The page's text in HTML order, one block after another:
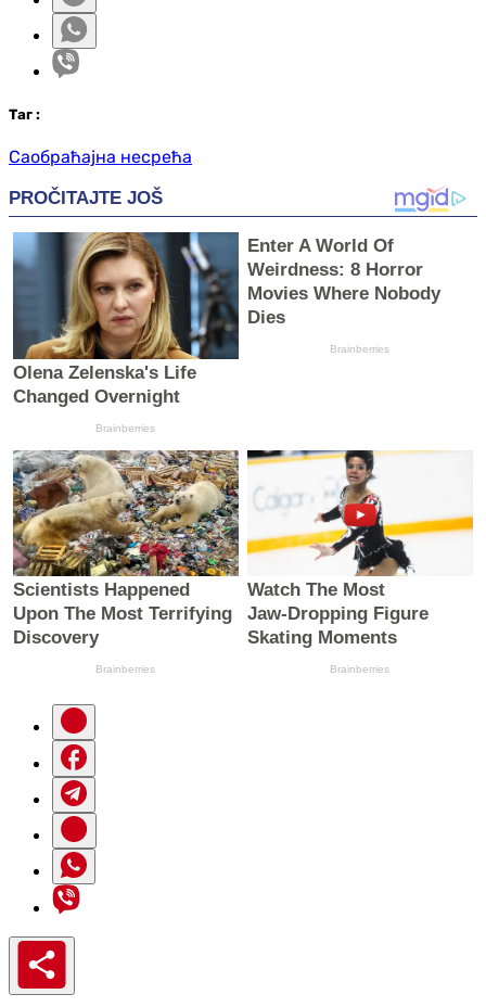
Таг :
Саобраћајна несрећа